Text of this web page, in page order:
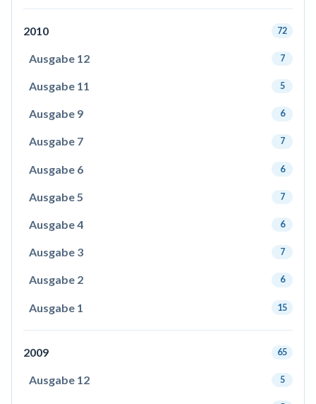
2010 72
Ausgabe 12 7
Ausgabe 11 5
Ausgabe 9 6
Ausgabe 7 7
Ausgabe 6 6
Ausgabe 5 7
Ausgabe 4 6
Ausgabe 3 7
Ausgabe 2 6
Ausgabe 1 15
2009 65
Ausgabe 12 5